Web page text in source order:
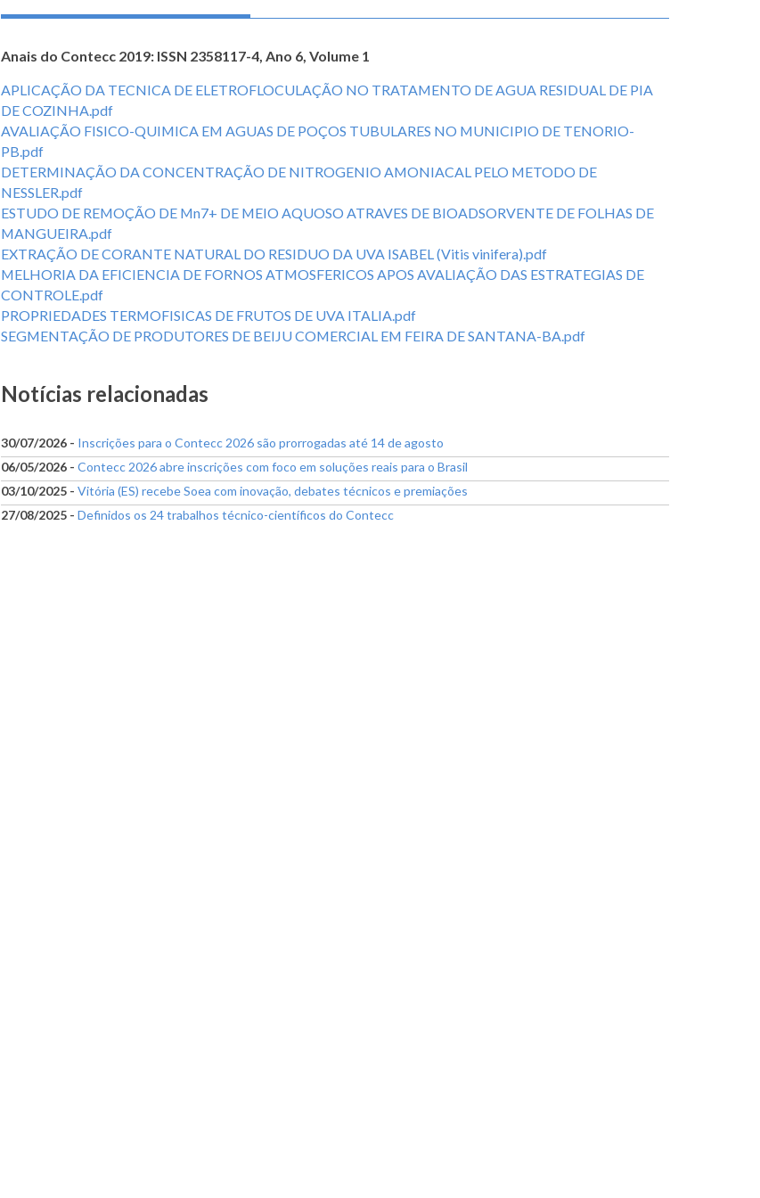
Anais do Contecc 2019: ISSN 2358117-4, Ano 6, Volume 1
APLICAÇÃO DA TECNICA DE ELETROFLOCULAÇÃO NO TRATAMENTO DE AGUA RESIDUAL DE PIA
DE COZINHA.pdf
AVALIAÇÃO FISICO-QUIMICA EM AGUAS DE POÇOS TUBULARES NO MUNICIPIO DE TENORIO-
PB.pdf
DETERMINAÇÃO DA CONCENTRAÇÃO DE NITROGENIO AMONIACAL PELO METODO DE
NESSLER.pdf
ESTUDO DE REMOÇÃO DE Mn7+ DE MEIO AQUOSO ATRAVES DE BIOADSORVENTE DE FOLHAS DE
MANGUEIRA.pdf
EXTRAÇÃO DE CORANTE NATURAL DO RESIDUO DA UVA ISABEL (Vitis vinifera).pdf
MELHORIA DA EFICIENCIA DE FORNOS ATMOSFERICOS APOS AVALIAÇÃO DAS ESTRATEGIAS DE
CONTROLE.pdf
PROPRIEDADES TERMOFISICAS DE FRUTOS DE UVA ITALIA.pdf
SEGMENTAÇÃO DE PRODUTORES DE BEIJU COMERCIAL EM FEIRA DE SANTANA-BA.pdf
Notícias relacionadas
30/07/2026 - Inscrições para o Contecc 2026 são prorrogadas até 14 de agosto
06/05/2026 - Contecc 2026 abre inscrições com foco em soluções reais para o Brasil
03/10/2025 - Vitória (ES) recebe Soea com inovação, debates técnicos e premiações
27/08/2025 - Definidos os 24 trabalhos técnico-científicos do Contecc